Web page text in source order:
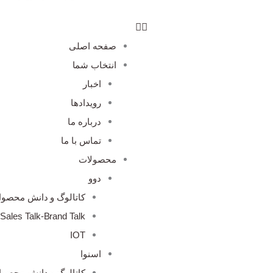
صفحه اصلی
انتخاب شما
اخبار
رویدادها
درباره ما
تماس با ما
محصولات
دوو
کاتالوگ و دانش
Sales Talk-Brand Talk
IOT
اسنوا